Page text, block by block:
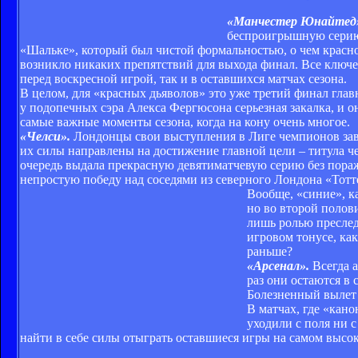
«Манчестер
беспроигрышную
«Шальке», который был чистой формальностью, о чем
возникло никаких препятствий для выхода финал. Все
перед воскресной игрой, так и в оставшихся матчах сезона.
В целом, для «красных дьяволов» это уже третий финал
у подопечных сэра Алекса Фергюсона серьезная закалка, и
самые важные моменты сезона, когда на кону очень многое.
«Челси». Лондонцы свои выступления в Лиге чемпионов
их силы направлены на достижение главной цели –
очередь выдала прекрасную девятиматчевую серию без
непростую победу над соседями из северного Лондона
Вообще, «синие»,
но во второй
лишь ролью
игровом тонусе,
раньше?
«Арсенал». Всегда
раз они остаются
Болезненный
В матчах, где
уходили с поля ни
найти в себе силы отыграть оставшиеся игры на самом